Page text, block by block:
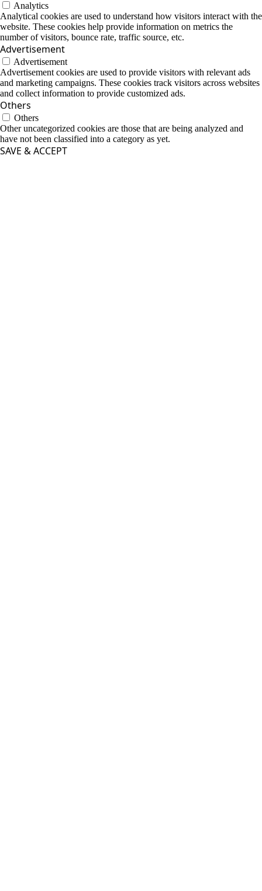
Analytics
Analytical cookies are used to understand how visitors interact with the
website. These cookies help provide information on metrics the
number of visitors, bounce rate, traffic source, etc.
Advertisement
Advertisement
Advertisement cookies are used to provide visitors with relevant ads
and marketing campaigns. These cookies track visitors across websites
and collect information to provide customized ads.
Others
Others
Other uncategorized cookies are those that are being analyzed and
have not been classified into a category as yet.
SAVE & ACCEPT